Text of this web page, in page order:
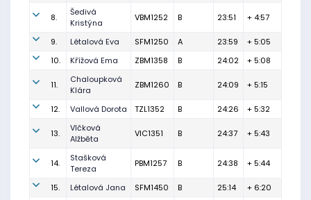
8.
Šedivá
Kristýna
VBM1252 B 23:51 + 4:57
9. Létalová Eva SFM1250 A 23:59
+ 5:05
10.
Křížová Ema ZBM1358 B 24:02 + 5:08
11.
Chaloupková
Klára
ZBM1260 B 24:09 + 5:15
12. Vallová Dorota TZL1352 B 24:26 + 5:32
13.
Vlčková
Alžběta
VIC1351 B 24:37 + 5:43
14.
Stašková
Tereza
PBM1257 B 24:38 + 5:44
15. Létalová Jana SFM1450 B 25:14
+ 6:20